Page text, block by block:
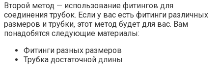
Второй метод — использование фитингов для
соединения трубок. Если у вас есть фитинги различных
размеров и трубки, этот метод будет для вас. Вам
понадобятся следующие материалы:
Фитинги разных размеров
Трубка достаточной длины